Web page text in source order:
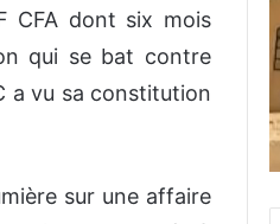
CFA dont six mois
qui se bat contre
a vu sa constitution
sur une affaire